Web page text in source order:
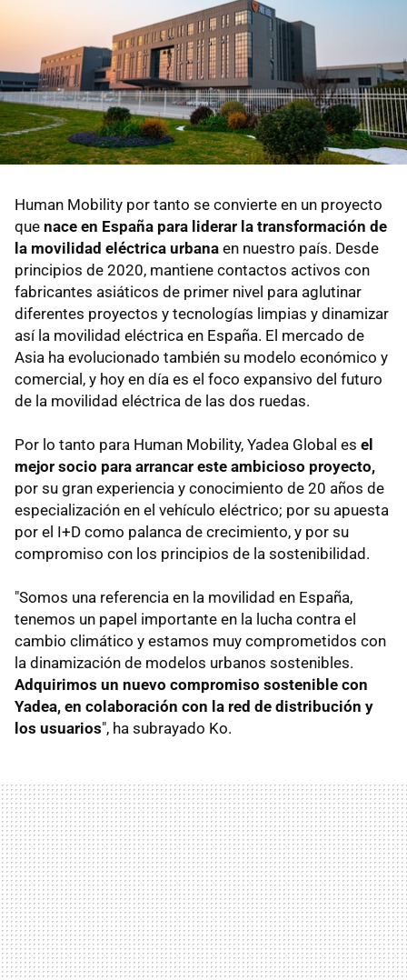
Human Mobility por tanto se convierte en un proyecto
que nace en España para liderar la transformación de
la movilidad eléctrica urbana en nuestro país. Desde
principios de 2020, mantiene contactos activos con
fabricantes asiáticos de primer nivel para aglutinar
diferentes proyectos y tecnologías limpias y dinamizar
así la movilidad eléctrica en España. El mercado de
Asia ha evolucionado también su modelo económico y
comercial, y hoy en día es el foco expansivo del futuro
de la movilidad eléctrica de las dos ruedas.
Por lo tanto para Human Mobility, Yadea Global es el
mejor socio para arrancar este ambicioso proyecto,
por su gran experiencia y conocimiento de 20 años de
especialización en el vehículo eléctrico; por su apuesta
por el I+D como palanca de crecimiento, y por su
compromiso con los principios de la sostenibilidad.
"Somos una referencia en la movilidad en España,
tenemos un papel importante en la lucha contra el
cambio climático y estamos muy comprometidos con
la dinamización de modelos urbanos sostenibles.
Adquirimos un nuevo compromiso sostenible con
Yadea, en colaboración con la red de distribución y
los usuarios", ha subrayado Ko.